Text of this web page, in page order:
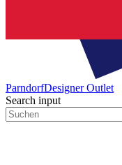
ParndorfDesigner Outlet
Search input